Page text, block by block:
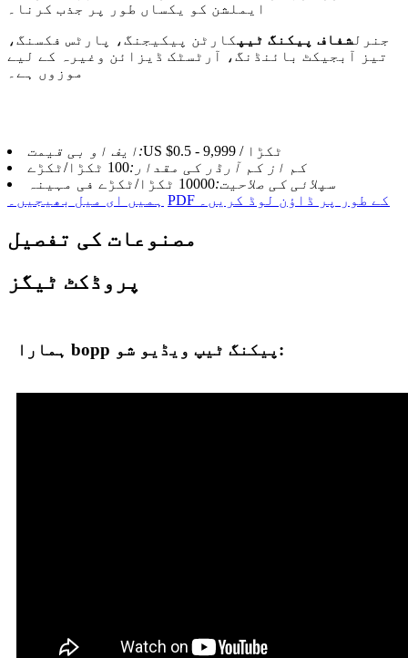
ایملشن کو یکساں طور پر جذب کرنا۔
جنرل شفاف پیکنگ ٹیپکارٹن پیکیجنگ، پارٹس فکسنگ،
تیز آبجیکٹ بائنڈنگ، آرٹسٹک ڈیزائن وغیرہ کے لیے
موزوں ہے۔
ایف او بی قیمت:
US $0.5 - 9,999 / ٹکڑا
کم از کم آرڈر کی مقدار:100 ٹکڑا/ٹکڑے
سپلائی کی صلاحیت:10000 ٹکڑا/ٹکڑے فی مہینہ
ہمیں ای میل بھیجیں۔
PDF کے طور پر ڈاؤن لوڈ کریں۔
مصنوعات کی تفصیل
پروڈکٹ ٹیگز
ہمارا bopp پیکنگ ٹیپ ویڈیو شو: